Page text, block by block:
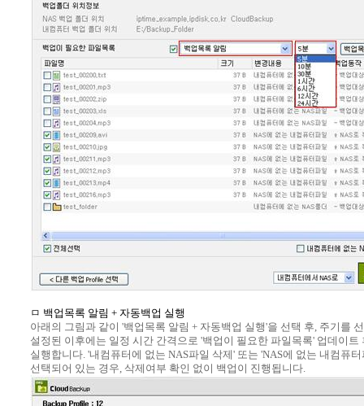
ㅁ 백업목록 알림 + 자동백업 실행
아래의 그림과 같이 '백업목록 알림 + 자동백업 실행'을 선택 후, 주기를
설정된 이후에는 일정 시간 간격으로 '백업이 필요한 파일목록' 업데이트
실행합니다. '내컴퓨터에 없는 NAS파일 삭제' 또는 'NAS에 없는 내컴퓨
선택되어 있는 경우, 삭제여부 확인 없이 백업이 진행됩니다.